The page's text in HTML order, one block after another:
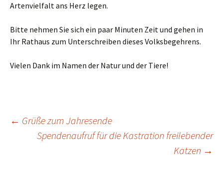
Artenvielfalt ans Herz legen.
Bitte nehmen Sie sich ein paar Minuten Zeit und gehen in
Ihr Rathaus zum Unterschreiben dieses Volksbegehrens.
Vielen Dank im Namen der Natur und der Tiere!
Beitragsnavigation
← Grüße zum Jahresende
Spendenaufruf für die Kastration freilebender
Katzen →